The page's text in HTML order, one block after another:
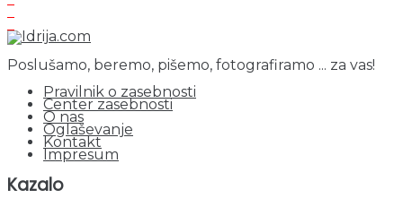
Poslušamo, beremo, pišemo, fotografiramo ... za vas!
Pravilnik o zasebnosti
Center zasebnosti
O nas
Oglaševanje
Kontakt
Impresum
Kazalo